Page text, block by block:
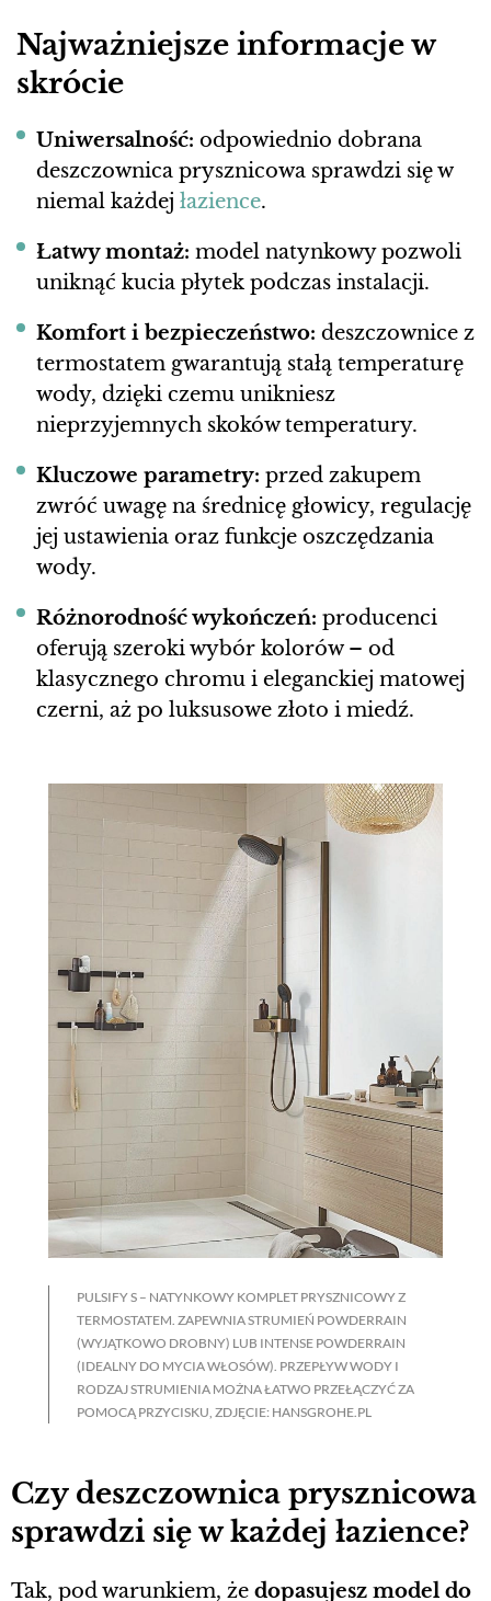
Najważniejsze informacje w
skrócie
Uniwersalność: odpowiednio dobrana
deszczownica prysznicowa sprawdzi się w
niemal każdej łazience.
Łatwy montaż: model natynkowy pozwoli
uniknąć kucia płytek podczas instalacji.
Komfort i bezpieczeństwo: deszczownice z
termostatem gwarantują stałą temperaturę
wody, dzięki czemu unikniesz
nieprzyjemnych skoków temperatury.
Kluczowe parametry: przed zakupem
zwróć uwagę na średnicę głowicy, regulację
jej ustawienia oraz funkcje oszczędzania
wody.
Różnorodność wykończeń: producenci
oferują szeroki wybór kolorów – od
klasycznego chromu i eleganckiej matowej
czerni, aż po luksusowe złoto i miedź.
PULSIFY S – NATYNKOWY KOMPLET PRYSZNICOWY Z
TERMOSTATEM. ZAPEWNIA STRUMIEŃ POWDERRAIN
(WYJĄTKOWO DROBNY) LUB INTENSE POWDERRAIN
(IDEALNY DO MYCIA WŁOSÓW). PRZEPŁYW WODY I
RODZAJ STRUMIENIA MOŻNA ŁATWO PRZEŁĄCZYĆ ZA
POMOCĄ PRZYCISKU, ZDJĘCIE: HANSGROHE.PL
Czy deszczownica prysznicowa
sprawdzi się w każdej łazience?
Tak, pod warunkiem, że dopasujesz model do